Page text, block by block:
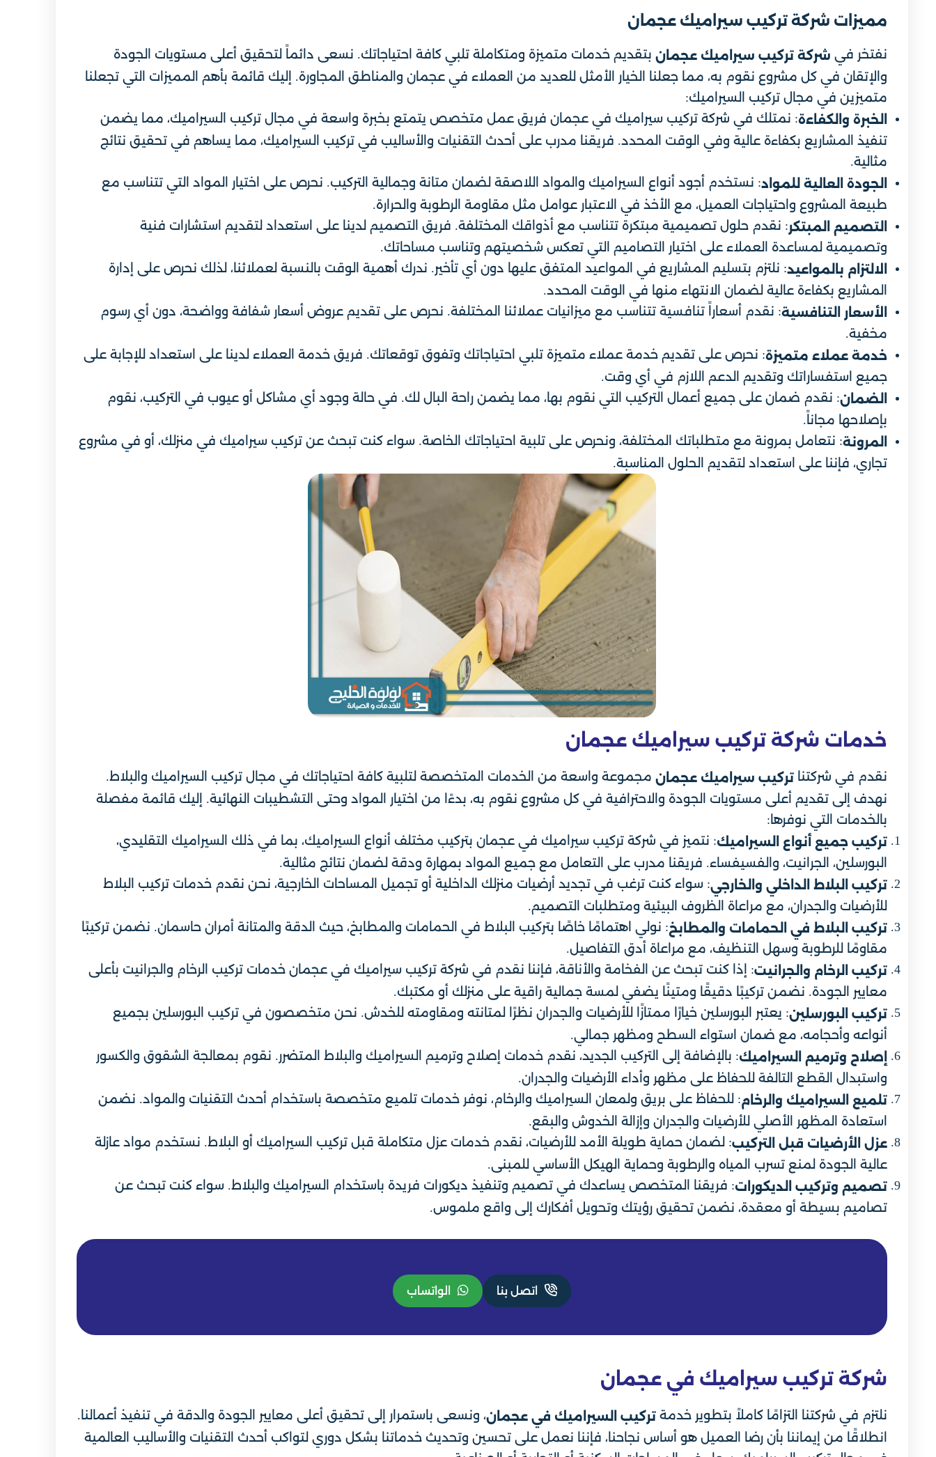
مميزات شركة تركيب سيراميك عجمان
نفتخر في شركة تركيب سيراميك عجمان بتقديم خدمات متميزة ومتكاملة تلبي كافة احتياجاتك. نسعى دائماً لتحقيق أعلى مستويات الجودة
والإتقان في كل مشروع نقوم به، مما جعلنا الخيار الأمثل للعديد من العملاء في عجمان والمناطق المجاورة. إليك قائمة بأهم المميزات التي تجعلنا
متميزين في مجال تركيب السيراميك:
الخبرة والكفاءة: نمتلك في شركة تركيب سيراميك في عجمان فريق عمل متخصص يتمتع بخبرة واسعة في مجال تركيب السيراميك، مما يضمن
تنفيذ المشاريع بكفاءة عالية وفي الوقت المحدد. فريقنا مدرب على أحدث التقنيات والأساليب في تركيب السيراميك، مما يساهم في تحقيق نتائج
مثالية.
الجودة العالية للمواد: نستخدم أجود أنواع السيراميك والمواد اللاصقة لضمان متانة وجمالية التركيب. نحرص على اختيار المواد التي تتناسب مع
طبيعة المشروع واحتياجات العميل، مع الأخذ في الاعتبار عوامل مثل مقاومة الرطوبة والحرارة.
التصميم المبتكر: نقدم حلول تصميمية مبتكرة تتناسب مع أذواقك المختلفة. فريق التصميم لدينا على استعداد لتقديم استشارات فنية
وتصميمية لمساعدة العملاء على اختيار التصاميم التي تعكس شخصيتهم وتناسب مساحاتك.
الالتزام بالمواعيد: نلتزم بتسليم المشاريع في المواعيد المتفق عليها دون أي تأخير. ندرك أهمية الوقت بالنسبة لعملائنا، لذلك نحرص على إدارة
المشاريع بكفاءة عالية لضمان الانتهاء منها في الوقت المحدد.
الأسعار التنافسية: نقدم أسعاراً تنافسية تتناسب مع ميزانيات عملائنا المختلفة. نحرص على تقديم عروض أسعار شفافة وواضحة، دون أي رسوم
مخفية.
خدمة عملاء متميزة: نحرص على تقديم خدمة عملاء متميزة تلبي احتياجاتك وتفوق توقعاتك. فريق خدمة العملاء لدينا على استعداد للإجابة على
جميع استفساراتك وتقديم الدعم اللازم في أي وقت.
الضمان: نقدم ضمان على جميع أعمال التركيب التي نقوم بها، مما يضمن راحة البال لك. في حالة وجود أي مشاكل أو عيوب في التركيب، نقوم
بإصلاحها مجاناً.
المرونة: نتعامل بمرونة مع متطلباتك المختلفة، ونحرص على تلبية احتياجاتك الخاصة. سواء كنت تبحث عن تركيب سيراميك في منزلك، أو في مشروع
تجاري، فإننا على استعداد لتقديم الحلول المناسبة.
خدمات شركة تركيب سيراميك عجمان
نقدم في شركتنا تركيب سيراميك عجمان مجموعة واسعة من الخدمات المتخصصة لتلبية كافة احتياجاتك في مجال تركيب السيراميك والبلاط.
نهدف إلى تقديم أعلى مستويات الجودة والاحترافية في كل مشروع نقوم به، بدءًا من اختيار المواد وحتى التشطيبات النهائية. إليك قائمة مفصلة
بالخدمات التي نوفرها:
تركيب جميع أنواع السيراميك: نتميز في شركة تركيب سيراميك في عجمان بتركيب مختلف أنواع السيراميك، بما في ذلك السيراميك التقليدي،
البورسلين، الجرانيت، والفسيفساء. فريقنا مدرب على التعامل مع جميع المواد بمهارة ودقة لضمان نتائج مثالية.
تركيب البلاط الداخلي والخارجي: سواء كنت ترغب في تجديد أرضيات منزلك الداخلية أو تجميل المساحات الخارجية، نحن نقدم خدمات تركيب البلاط
للأرضيات والجدران، مع مراعاة الظروف البيئية ومتطلبات التصميم.
تركيب البلاط في الحمامات والمطابخ: نولي اهتمامًا خاصًا بتركيب البلاط في الحمامات والمطابخ، حيث الدقة والمتانة أمران حاسمان. نضمن تركيبًا
مقاومًا للرطوبة وسهل التنظيف، مع مراعاة أدق التفاصيل.
تركيب الرخام والجرانيت: إذا كنت تبحث عن الفخامة والأناقة، فإننا نقدم في شركة تركيب سيراميك في عجمان خدمات تركيب الرخام والجرانيت بأعلى
معايير الجودة. نضمن تركيبًا دقيقًا ومتينًا يضفي لمسة جمالية راقية على منزلك أو مكتبك.
تركيب البورسلين: يعتبر البورسلين خيارًا ممتازًا للأرضيات والجدران نظرًا لمتانته ومقاومته للخدش. نحن متخصصون في تركيب البورسلين بجميع
أنواعه وأحجامه، مع ضمان استواء السطح ومظهر جمالي.
إصلاح وترميم السيراميك: بالإضافة إلى التركيب الجديد، نقدم خدمات إصلاح وترميم السيراميك والبلاط المتضرر. نقوم بمعالجة الشقوق والكسور
واستبدال القطع التالفة للحفاظ على مظهر وأداء الأرضيات والجدران.
تلميع السيراميك والرخام: للحفاظ على بريق ولمعان السيراميك والرخام، نوفر خدمات تلميع متخصصة باستخدام أحدث التقنيات والمواد. نضمن
استعادة المظهر الأصلي للأرضيات والجدران وإزالة الخدوش والبقع.
عزل الأرضيات قبل التركيب: لضمان حماية طويلة الأمد للأرضيات، نقدم خدمات عزل متكاملة قبل تركيب السيراميك أو البلاط. نستخدم مواد عازلة
عالية الجودة لمنع تسرب المياه والرطوبة وحماية الهيكل الأساسي للمبنى.
تصميم وتركيب الديكورات: فريقنا المتخصص يساعدك في تصميم وتنفيذ ديكورات فريدة باستخدام السيراميك والبلاط. سواء كنت تبحث عن
تصاميم بسيطة أو معقدة، نضمن تحقيق رؤيتك وتحويل أفكارك إلى واقع ملموس.
اتصل بنا الواتساب
شركة تركيب سيراميك في عجمان
نلتزم في شركتنا التزامًا كاملاً بتطوير خدمة تركيب السيراميك في عجمان، ونسعى باستمرار إلى تحقيق أعلى معايير الجودة والدقة في تنفيذ أعمالنا.
انطلاقًا من إيماننا بأن رضا العميل هو أساس نجاحنا، فإننا نعمل على تحسين وتحديث خدماتنا بشكل دوري لتواكب أحدث التقنيات والأساليب العالمية